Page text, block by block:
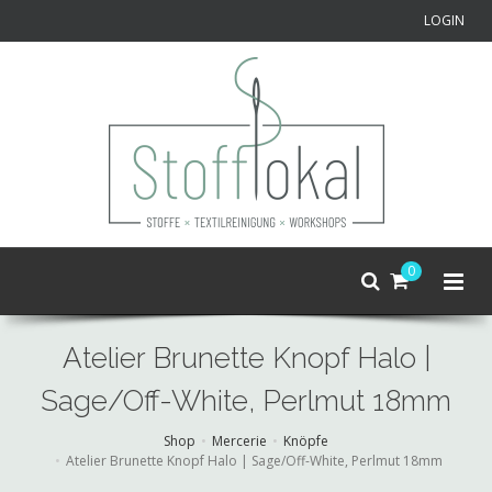
LOGIN
0
Atelier Brunette Knopf Halo |
Sage/Off-White, Perlmut 18mm
Shop Mercerie
Knöpfe
Atelier Brunette Knopf Halo | Sage/Off-White, Perlmut 18mm